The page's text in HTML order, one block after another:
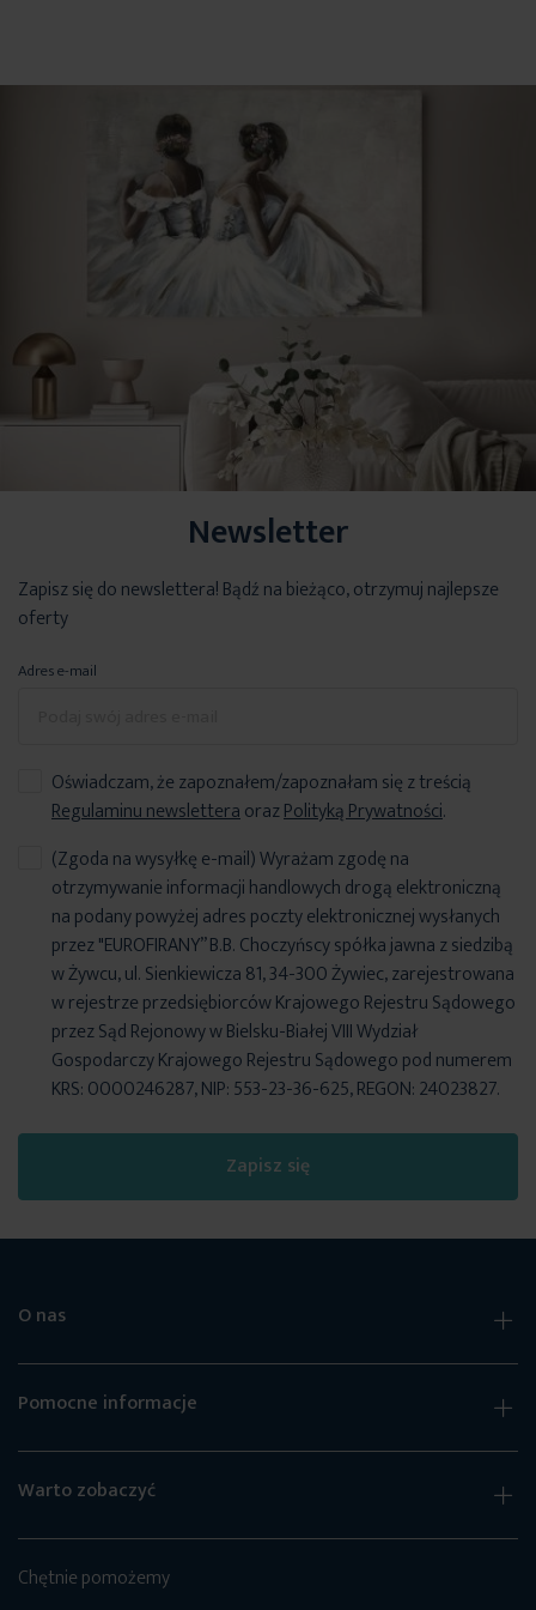
Newsletter
Zapisz się do newslettera! Bądź na bieżąco, otrzymuj najlepsze
oferty
Adres e-mail
Oświadczam, że zapoznałem/zapoznałam się z treścią
Regulaminu newsletteraorazPolityką Prywatności.
Zapisz się
(Zgoda na wysyłkę e-mail) Wyrażam zgodę na
otrzymywanie informacji handlowych drogą elektroniczną
na podany powyżej adres poczty elektronicznej wysłanych
przez "EUROFIRANY” B.B. Choczyńscy spółka jawna z siedzibą
w Żywcu, ul. Sienkiewicza 81, 34-300 Żywiec, zarejestrowana
w rejestrze przedsiębiorców Krajowego Rejestru Sądowego
przez Sąd Rejonowy w Bielsku-Białej VIII Wydział
Gospodarczy Krajowego Rejestru Sądowego pod numerem
KRS: 0000246287, NIP: 553-23-36-625, REGON: 24023827.
O nas
Pomocne informacje
Warto zobaczyć
Chętnie pomożemy